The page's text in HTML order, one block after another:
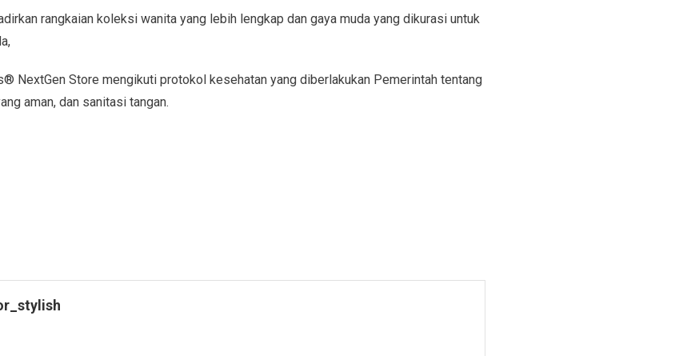
rangkaian koleksi wanita yang lebih lengkap dan gaya muda yang dikurasi untuk
NextGen Store mengikuti protokol kesehatan yang diberlakukan Pemerintah tentang
aman, dan sanitasi tangan.